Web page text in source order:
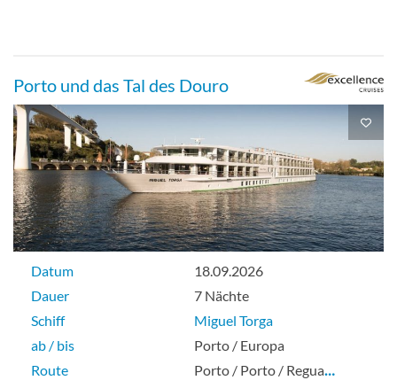
Porto und das Tal des Douro
Datum
18.09.2026
Dauer
7 Nächte
Schiff
Miguel Torga
ab / bis
Porto / Europa
Route
Porto / Porto / Regua…